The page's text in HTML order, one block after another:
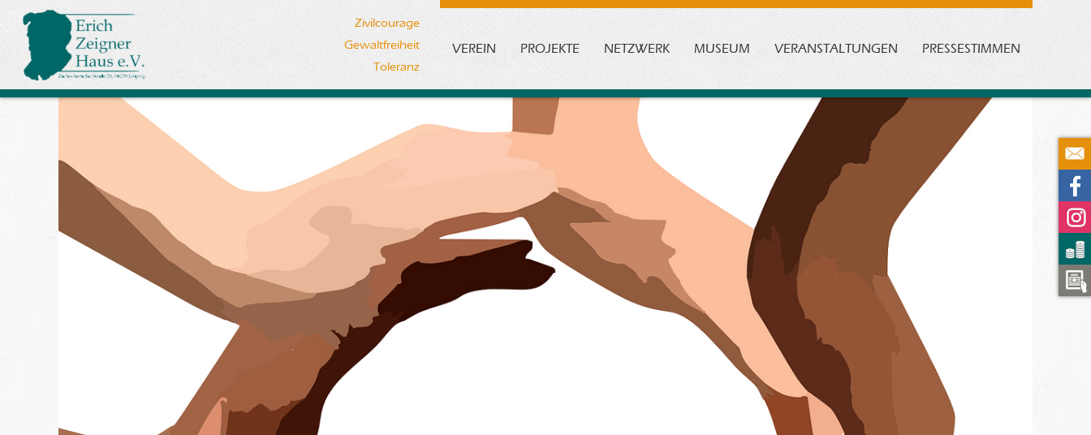
VEREIN PROJEKTE NETZWERK MUSEUM VERANSTALTUNGEN PRESSESTIMMEN
Zivilcourage
Gewaltfreiheit
Toleranz